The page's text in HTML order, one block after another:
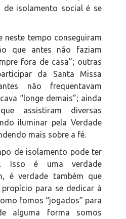
de isolamento social é se
neste tempo conseguiram
que antes não faziam
fora de casa”; outras
da Santa Missa
não frequentavam
“longe demais”; ainda
assistiram diversas
iluminar pela Verdade
mais sobre a fé.
de isolamento pode ter
Isso é uma verdade
é verdade também que
para se dedicar à
fomos “jogados” para
alguma forma somos